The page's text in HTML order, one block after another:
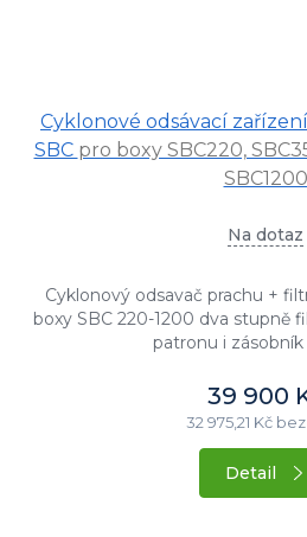
Cyklonové odsávací
SBC pro boxy SBC220,
SBC1200
Na dotaz
Cyklonový odsavač prachu +
boxy SBC 220-1200 dva stupně
patronu i zásobník
39 900
32 975,21 Kč
Detail